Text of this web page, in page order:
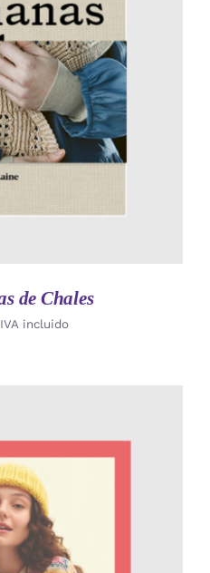
/
de Chales
IVA incluido